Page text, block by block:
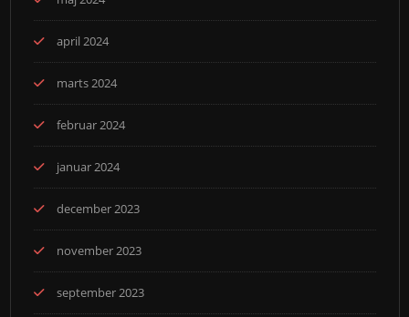
april 2024
marts 2024
februar 2024
januar 2024
december 2023
november 2023
september 2023